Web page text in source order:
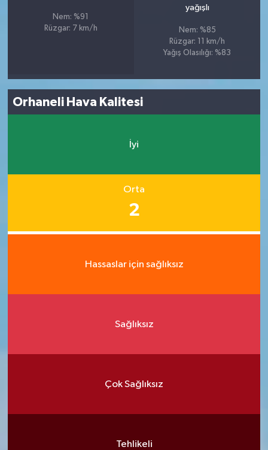
Nem: %91
Rüzgar: 7 km/h
yağışlı
Nem: %85
Rüzgar: 11 km/h
Yağış Olasılığı: %83
Orhaneli Hava Kalitesi
İyi
Orta
2
Hassaslar için sağlıksız
Sağlıksız
Çok Sağlıksız
Tehlikeli